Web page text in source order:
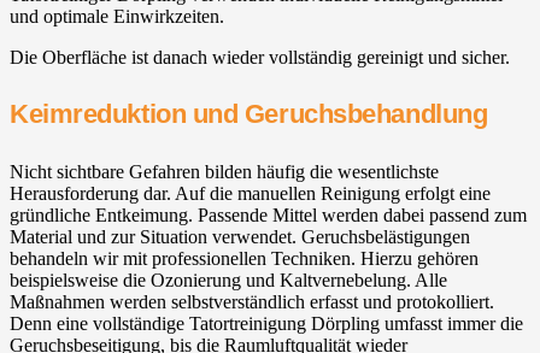
und optimale Einwirkzeiten.
Die Oberfläche ist danach wieder vollständig gereinigt und sicher.
Keimreduktion und Geruchsbehandlung
Nicht sichtbare Gefahren bilden häufig die wesentlichste
Herausforderung dar. Auf die manuellen Reinigung erfolgt eine
gründliche Entkeimung. Passende Mittel werden dabei passend zum
Material und zur Situation verwendet. Geruchsbelästigungen
behandeln wir mit professionellen Techniken. Hierzu gehören
beispielsweise die Ozonierung und Kaltvernebelung. Alle
Maßnahmen werden selbstverständlich erfasst und protokolliert.
Denn eine vollständige Tatortreinigung Dörpling umfasst immer die
Geruchsbeseitigung, bis die Raumluftqualität wieder